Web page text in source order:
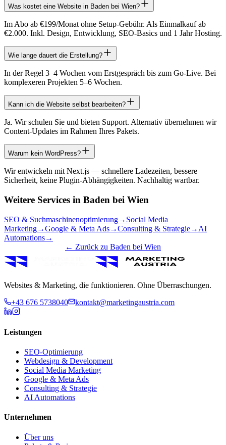
Was kostet eine Website in Baden bei Wien?
Im Abo ab €199/Monat ohne Setup-Gebühr. Als Einmalkauf ab
€2.000. Inkl. Design, Entwicklung, SEO-Basics und 1 Jahr Hosting.
Wie lange dauert die Erstellung?
In der Regel 3–4 Wochen vom Erstgespräch bis zum Go-Live. Bei
komplexeren Projekten 5–6 Wochen.
Kann ich die Website selbst bearbeiten?
Ja. Wir schulen Sie und bieten Support. Alternativ übernehmen wir
Content-Updates im Rahmen Ihres Pakets.
Warum kein WordPress?
Wir entwickeln mit Next.js — schnellere Ladezeiten, bessere
Sicherheit, keine Plugin-Abhängigkeiten. Nachhaltig wartbar.
Weitere Services in Baden bei Wien
SEO & Suchmaschinenoptimierung→ Social Media
Marketing→Google & Meta Ads→Consulting & Strategie→ AI
Automations→
← Zurück zu Baden bei Wien
Websites & Marketing, die funktionieren. Ohne Überraschungen.
+43 676 5738040
kontakt@marketingaustria.com
Leistungen
SEO-Optimierung
Webdesign & Development
Social Media Marketing
Google & Meta Ads
Consulting & Strategie
AI Automations
Unternehmen
Über uns